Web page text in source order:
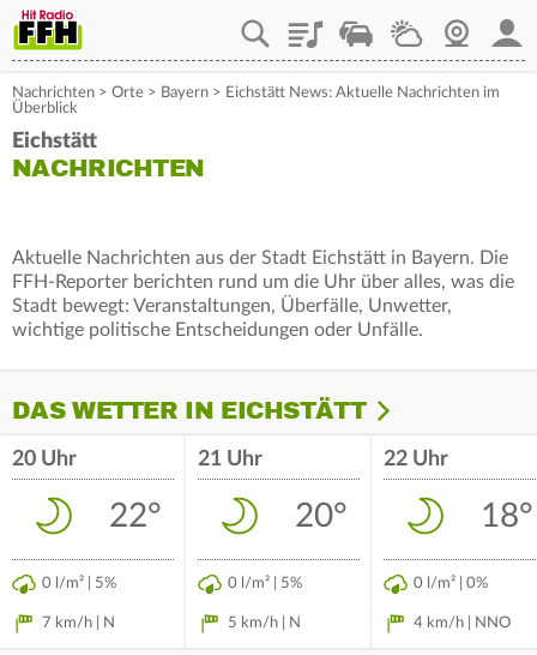
PlaylistStaupilotWetterWebcam
Nachrichten > Orte > Bayern > Eichstätt News: Aktuelle Nachrichten im
Überblick
Eichstätt
NACHRICHTEN
Aktuelle Nachrichten aus der Stadt Eichstätt in Bayern. Die
FFH-Reporter berichten rund um die Uhr über alles, was die
Stadt bewegt: Veranstaltungen, Überfälle, Unwetter,
wichtige politische Entscheidungen oder Unfälle.
DAS WETTER IN EICHSTÄTT
20 Uhr
22°
0 l/m² | 5%
7 km/h | N
21 Uhr
20°
0 l/m² | 5%
5 km/h | N
22 Uhr
18°
0 l/m² | 0%
4 km/h | NNO